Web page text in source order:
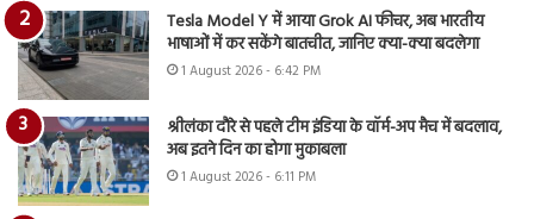
Tesla Model Y में आया Grok AI फीचर, अब भारतीय
भाषाओं में कर सकेंगे बातचीत, जानिए क्या-क्या बदलेगा
1 August 2026 - 6:42 PM
श्रीलंका दौरे से पहले टीम इंडिया के वॉर्म-अप मैच में बदलाव,
अब इतने दिन का होगा मुकाबला
1 August 2026 - 6:11 PM